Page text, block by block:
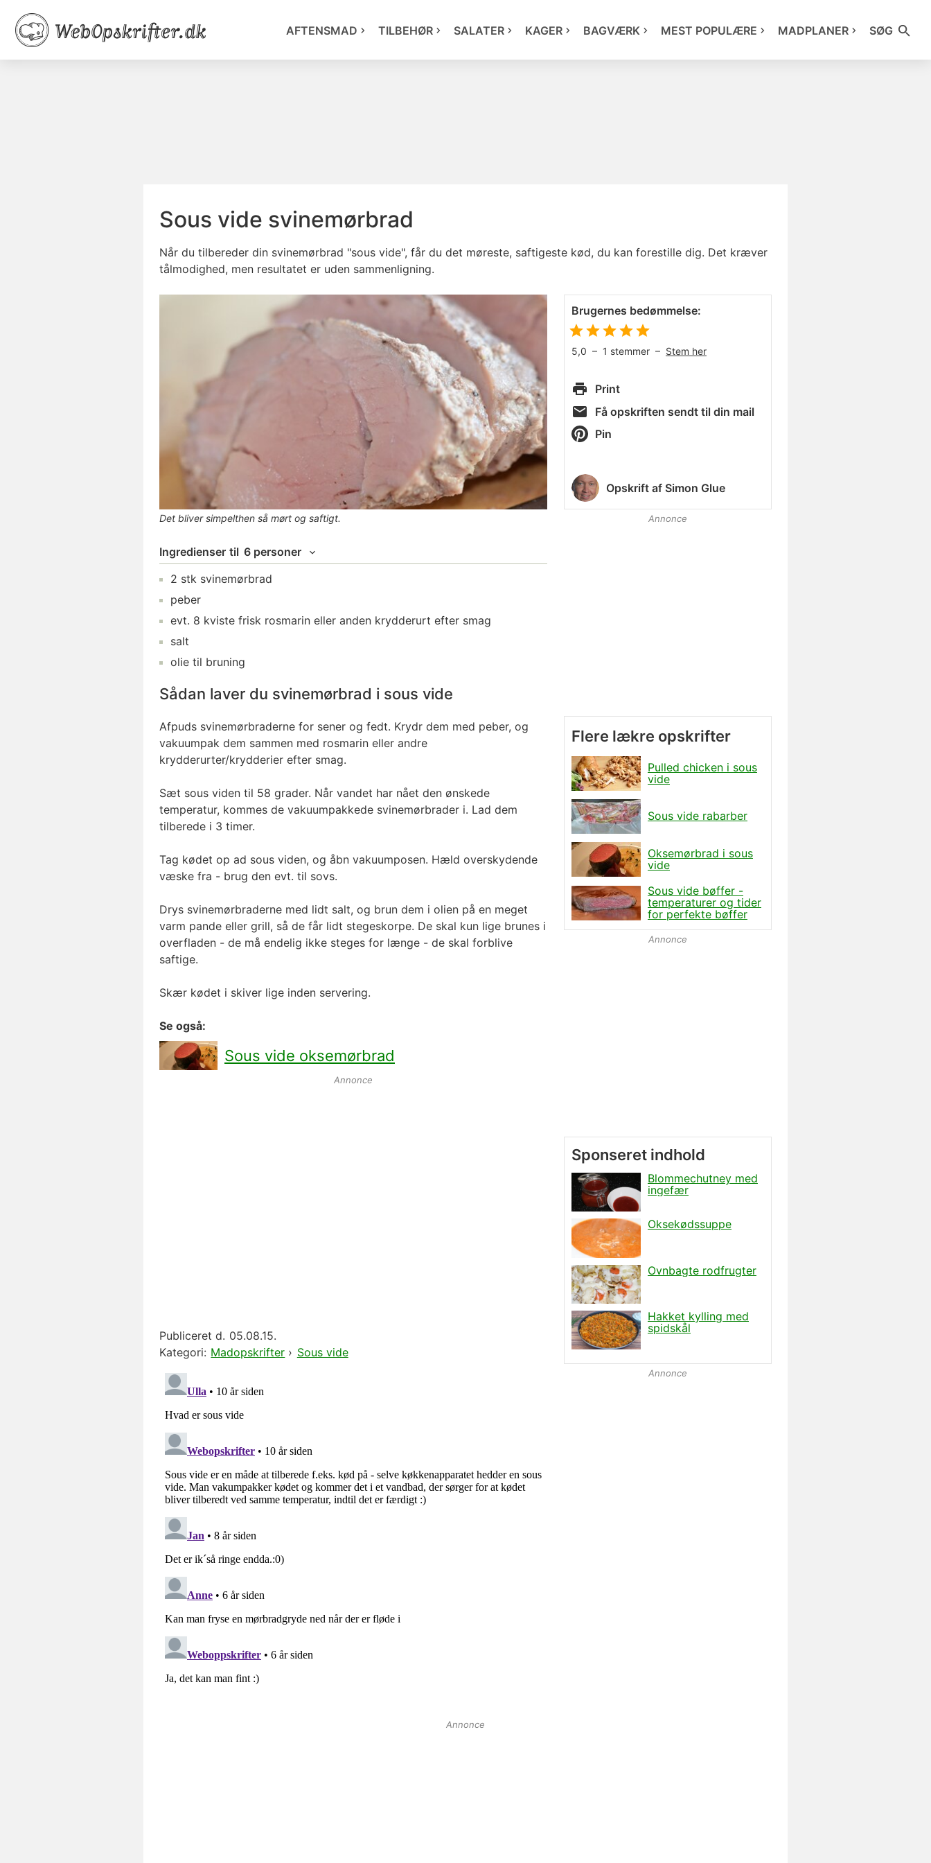
AFTENSMAD TILBEHØR SALATER KAGER BAGVÆRK MEST POPULÆRE MADPLANER SØG
Sous vide svinemørbrad
Når du tilbereder din svinemørbrad "sous vide", får du det møreste, saftigeste kød, du kan forestille dig. Det kræver
tålmodighed, men resultatet er uden sammenligning.
Det bliver simpelthen så mørt og saftigt.
Ingredienser til 6 personer
2 stk svinemørbrad
peber
evt. 8 kviste frisk rosmarin eller anden krydderurt efter smag
salt
olie til bruning
Sådan laver du svinemørbrad i sous vide
Afpuds svinemørbraderne for sener og fedt. Krydr dem med peber, og
vakuumpak dem sammen med rosmarin eller andre
krydderurter/krydderier efter smag.
Sæt sous viden til 58 grader. Når vandet har nået den ønskede
temperatur, kommes de vakuumpakkede svinemørbrader i. Lad dem
tilberede i 3 timer.
Tag kødet op ad sous viden, og åbn vakuumposen. Hæld overskydende
væske fra - brug den evt. til sovs.
Drys svinemørbraderne med lidt salt, og brun dem i olien på en meget
varm pande eller grill, så de får lidt stegeskorpe. De skal kun lige brunes i
overfladen - de må endelig ikke steges for længe - de skal forblive
saftige.
Skær kødet i skiver lige inden servering.
Se også:
Sous vide oksemørbrad
Annonce
Publiceret d. 05.08.15.
Kategori: Madopskrifter › Sous vide
Brugernes bedømmelse:
5,0 – 1 stemmer – Stem her
Print
Få opskriften sendt til din mail
Pin
Opskrift af Simon Glue
Annonce
Flere lækre opskrifter
Pulled chicken i sous
vide
Sous vide rabarber
Oksemørbrad i sous
vide
Sous vide bøffer -
temperaturer og tider
for perfekte bøffer
Annonce
Annonce
Annonce